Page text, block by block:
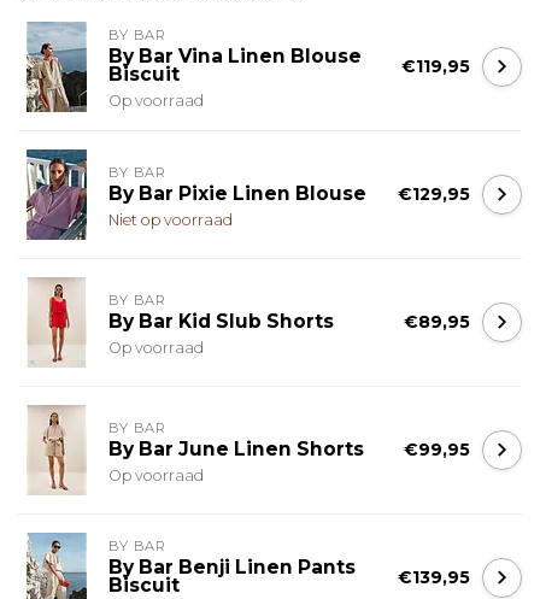
BY BAR
By Bar Vina Linen Blouse
Biscuit
Op voorraad
€119,95
BY BAR
By Bar Pixie Linen Blouse
Niet op voorraad
€129,95
BY BAR
By Bar Kid Slub Shorts
Op voorraad
€89,95
BY BAR
By Bar June Linen Shorts
Op voorraad
€99,95
BY BAR
By Bar Benji Linen Pants
Biscuit €139,95